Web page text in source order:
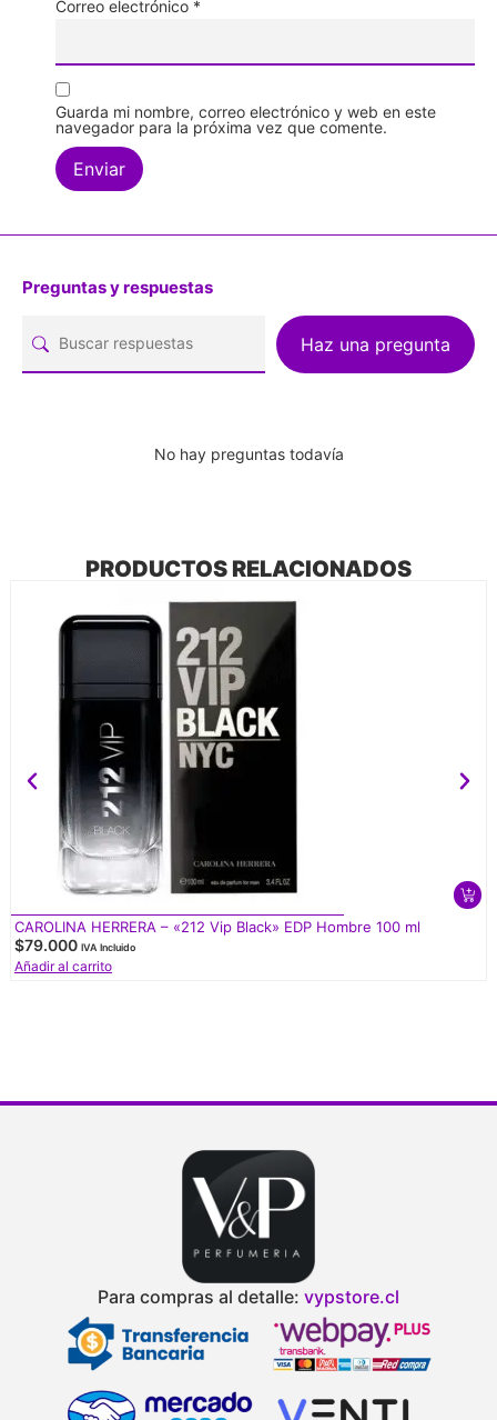
Correo electrónico *
Guarda mi nombre, correo electrónico y web en este
navegador para la próxima vez que comente.
Preguntas y respuestas
Haz una pregunta
No hay preguntas todavía
PRODUCTOS RELACIONADOS
CAROLINA HERRERA – «212 Vip Black» EDP Hombre 100 ml
$79.000 IVA Incluido
Añadir al carrito
Para compras al detalle: vypstore.cl